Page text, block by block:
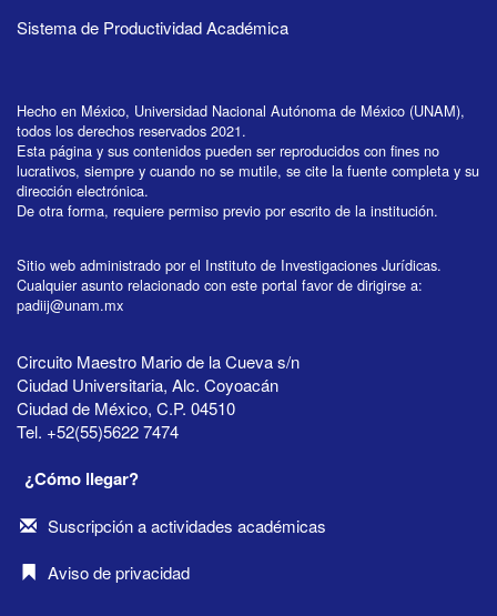
Sistema de Productividad Académica
Hecho en México, Universidad Nacional Autónoma de México (UNAM),
todos los derechos reservados 2021.
Esta página y sus contenidos pueden ser reproducidos con fines no
lucrativos, siempre y cuando no se mutile, se cite la fuente completa y su
dirección electrónica.
De otra forma, requiere permiso previo por escrito de la institución.
Sitio web administrado por el Instituto de Investigaciones Jurídicas.
Cualquier asunto relacionado con este portal favor de dirigirse a:
padiij@unam.mx
Circuito Maestro Mario de la Cueva s/n
Ciudad Universitaria, Alc. Coyoacán
Ciudad de México, C.P. 04510
Tel. +52(55)5622 7474
¿Cómo llegar?
Suscripción a actividades académicas
Aviso de privacidad